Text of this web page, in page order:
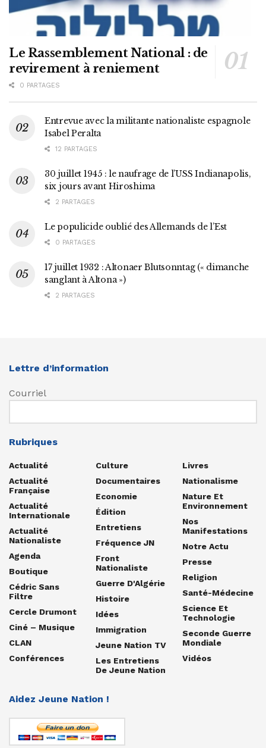
Le Rassemblement National : de
revirement à reniement
0 PARTAGES
Entrevue avec la militante nationaliste espagnole
Isabel Peralta
12 PARTAGES
30 juillet 1945 : le naufrage de l’USS Indianapolis,
six jours avant Hiroshima
2 PARTAGES
Le populicide oublié des Allemands de l’Est
0 PARTAGES
17 juillet 1932 : Altonaer Blutsonntag (« dimanche
sanglant à Altona »)
2 PARTAGES
Lettre d’information
Courriel
Rubriques
Actualité
Actualité
Française
Actualité
Internationale
Actualité
Nationaliste
Agenda
Boutique
Cédric Sans
Filtre
Cercle Drumont
Ciné – Musique
CLAN
Conférences
Culture
Documentaires
Economie
Édition
Entretiens
Fréquence JN
Front
Nationaliste
Guerre D'Algérie
Histoire
Idées
Immigration
Jeune Nation TV
Les Entretiens
De Jeune Nation
Livres
Nationalisme
Nature Et
Environnement
Nos
Manifestations
Notre Actu
Presse
Religion
Santé-Médecine
Science Et
Technologie
Seconde Guerre
Mondiale
Vidéos
Aidez Jeune Nation !